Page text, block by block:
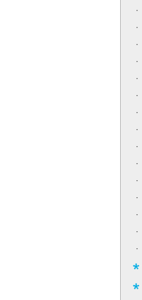
·
·
·
·
·
·
·
·
·
·
·
·
·
·
·